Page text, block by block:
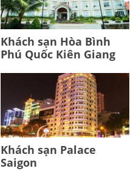
Khách sạn Hòa Bình
Phú Quốc Kiên Giang
Khách sạn Palace
Saigon